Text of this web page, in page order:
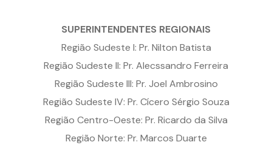
SUPERINTENDENTES REGIONAIS
Região Sudeste I: Pr. Nilton Batista
Região Sudeste II: Pr. Alecssandro Ferreira
Região Sudeste III: Pr. Joel Ambrosino
Região Sudeste IV: Pr. Cícero Sérgio Souza
Região Centro-Oeste: Pr. Ricardo da Silva
Região Norte: Pr. Marcos Duarte